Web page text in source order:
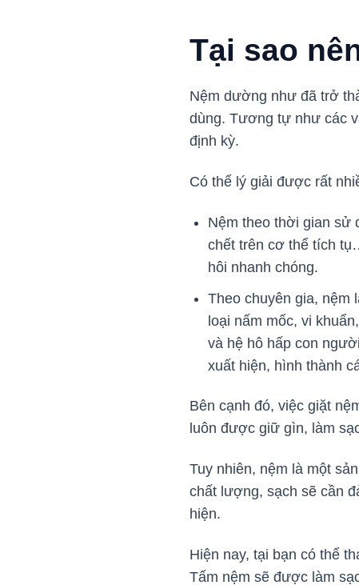
Tại sao
Nệm dường như đã trở
dùng. Tương tự như các
định kỳ.
Có thể lý giải được rất
Nệm theo thời gian sử
chết trên cơ thể tích
hôi nhanh chóng.
Theo chuyên gia, nệm
loại nấm mốc, vi
và hệ hô hấp con
xuất hiện, hình thành
Bên cạnh đó, việc giặt
luôn được giữ gìn, làm
Tuy nhiên, nệm là một
chất lượng, sạch sẽ cần
hiện.
Hiện nay, tại bạn có thể
Tấm nệm sẽ được làm